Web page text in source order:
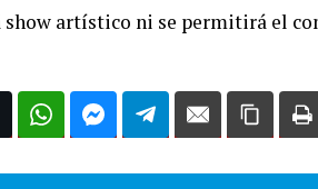
show artístico ni se permitirá el